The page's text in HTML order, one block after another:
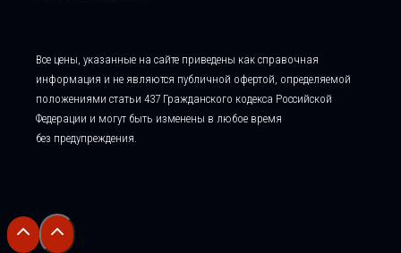
Все цены, указанные на сайте приведены как справочная
информация и не являются публичной офертой, определяемой
положениями статьи 437 Гражданского кодекса Российской
Федерации и могут быть изменены в любое время
без предупреждения.